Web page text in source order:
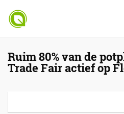
Ruim 80% van de
Trade Fair actief op